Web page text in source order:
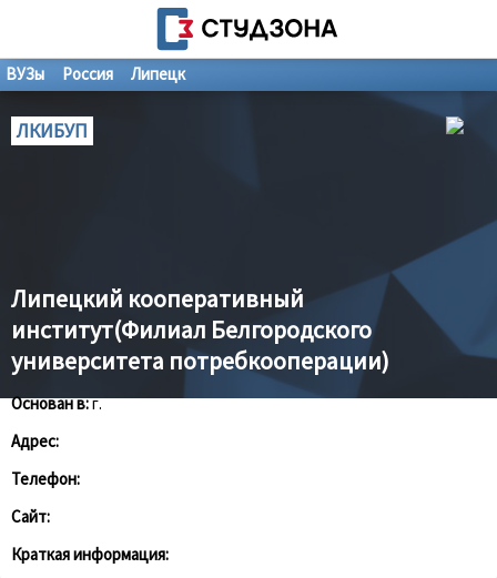
ВУЗы Россия Липецк
ЛКИБУП
Липецкий кооперативный
институт(Филиал Белгородского
университета потребкооперации)
Основан в:г.
Адрес:
Телефон:
Сайт:
Краткая информация: